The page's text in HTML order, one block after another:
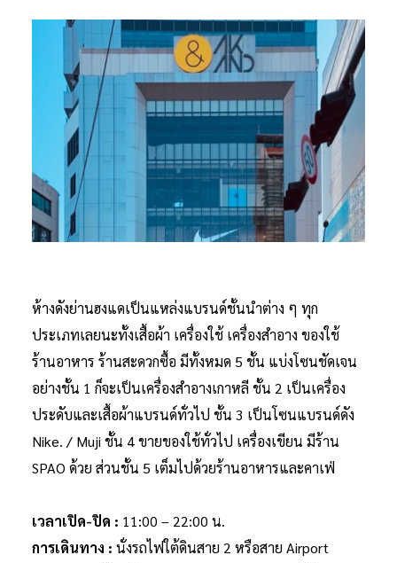
ห้างดังย่านฮงแดเป็นแหล่งแบรนด์ชั้นนำต่าง ๆ ทุก
ประเภทเลยนะทั้งเสื้อผ้า เครื่องใช้ เครื่องสำอาง ของใช้
ร้านอาหาร ร้านสะดวกซื้อ มีทั้งหมด 5 ชั้น แบ่งโซนชัดเจน
อย่างชั้น 1 ก็จะเป็นเครื่องสำอางเกาหลี ชั้น 2 เป็นเครื่อง
ประดับและเสื้อผ้าแบรนด์ทั่วไป ชั้น 3 เป็นโซนแบรนด์ดัง
Nike. / Muji ชั้น 4 ขายของใช้ทั่วไป เครื่องเขียน มีร้าน
SPAO ด้วย ส่วนชั้น 5 เต็มไปด้วยร้านอาหารและคาเฟ่
เวลาเปิด-ปิด : 11:00 – 22:00 น.
การเดินทาง : นั่งรถไฟใต้ดินสาย 2 หรือสาย Airport